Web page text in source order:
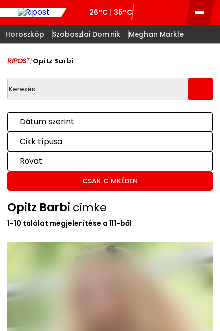
26°C 35°C
Horoszkóp Szoboszlai Dominik Meghan Markle
RIPOST/Opitz Barbi
Dátum szerint
Cikk típusa
Rovat
CSAK CÍMKÉBEN
Opitz Barbi címke
1-10 találat megjelenítése a 111-ből